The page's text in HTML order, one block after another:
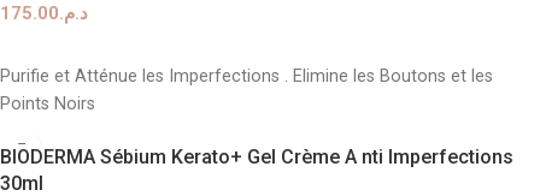
د.م.175.00
Purifie et Atténue les Imperfections . Elimine les Boutons et les
Points Noirs
BIODERMA Sébium Kerato+ Gel Crème A nti Imperfections
30ml